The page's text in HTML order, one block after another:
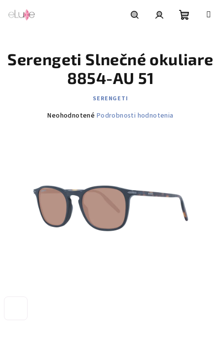
košík
Serengeti Slnečné okuliare
8854-AU 51
SERENGETI
Priemerné
hviezdičiek.
Neohodnotené Podrobnosti hodnotenia